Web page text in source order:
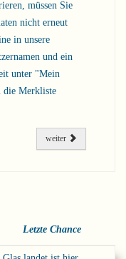
müssen Sie
nicht erneut
in unsere
und ein
unter "Mein
die Merkliste
weiter
Letzte Chance